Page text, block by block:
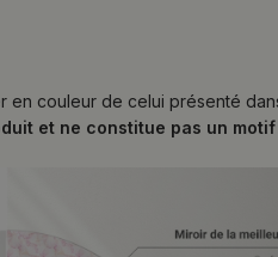
en couleur de celui présenté
et ne constitue pas un motif